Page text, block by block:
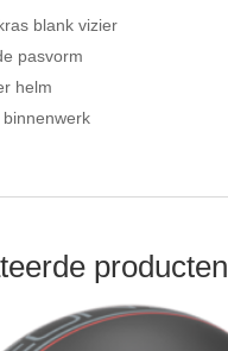
blank vizier
pasvorm
helm
binnenwerk
producten